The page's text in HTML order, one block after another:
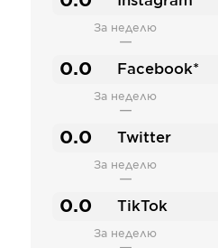
За неделю
—
0.0 Facebook*
За неделю
—
0.0 Twitter
За неделю
—
0.0 TikTok
За неделю